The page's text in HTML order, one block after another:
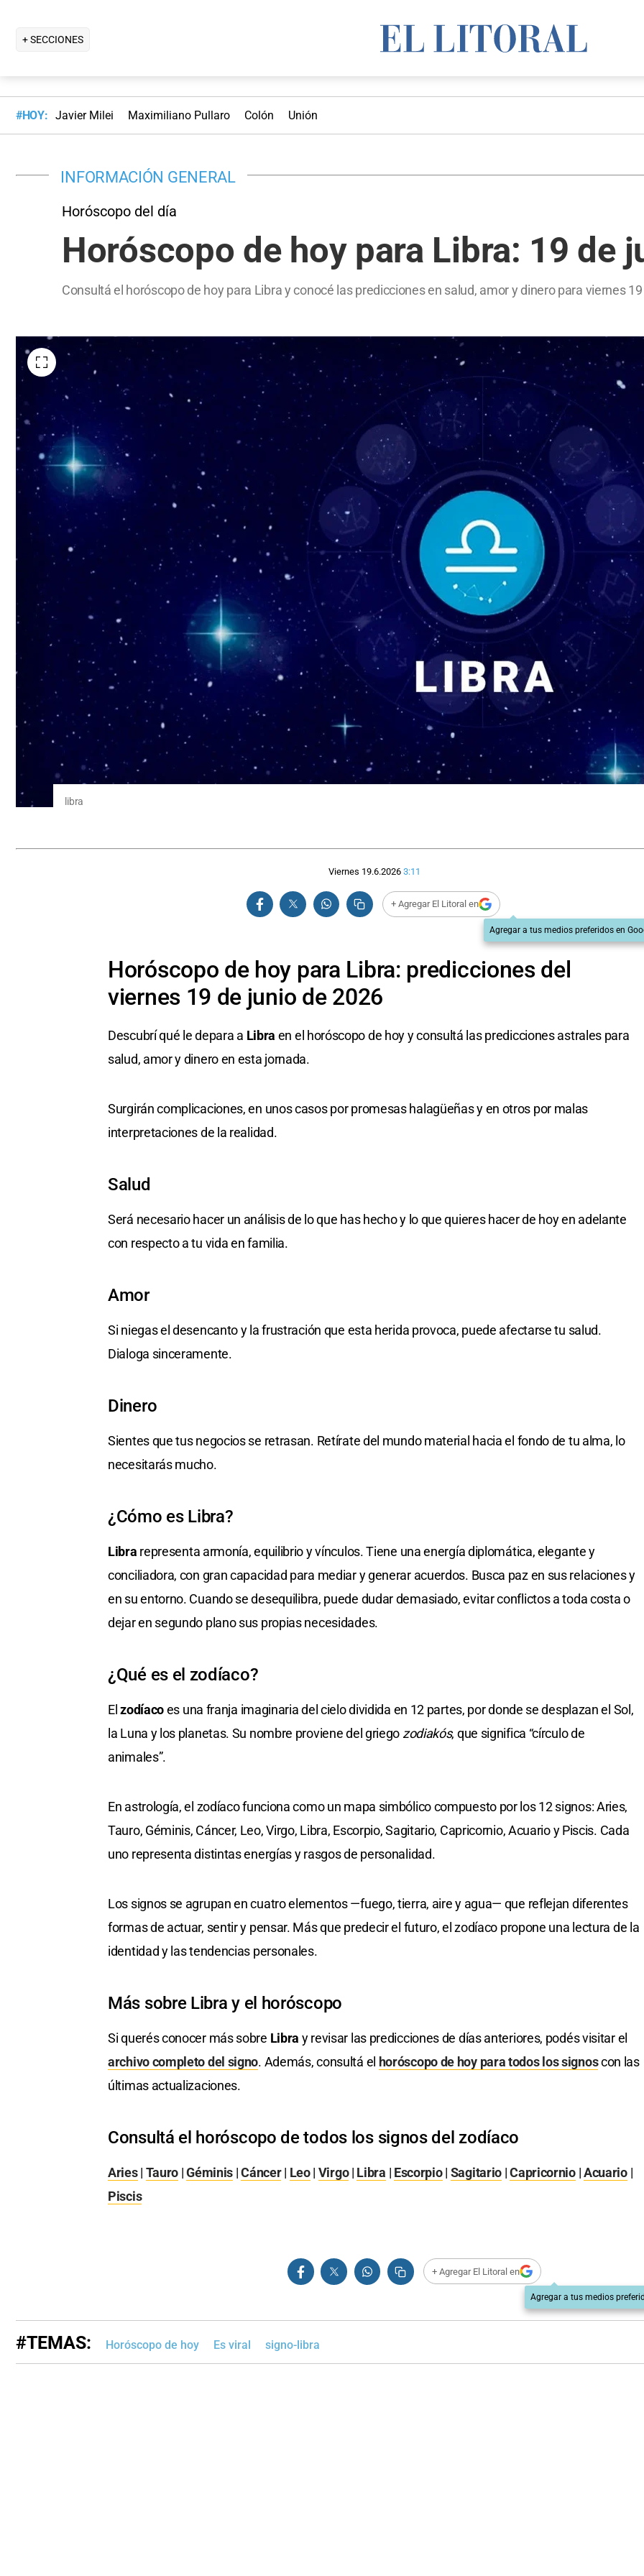
+ SECCIONES
#HOY: Javier Milei Maximiliano Pullaro Colón Unión
INFORMACIÓN GENERAL
Horóscopo del día
Horóscopo de hoy para Libra: 19 de
Consultá el horóscopo de hoy para Libra y conocé las predicciones en salud, amor y dinero para viernes
libra
Viernes 19.6.2026 3:11
+ Agregar El Litoral en
Agregar a tus medios preferidos en
Horóscopo de hoy para Libra: predicciones del
viernes 19 de junio de 2026
Descubrí qué le depara a Libra en el horóscopo de hoy y consultá las predicciones astrales para
salud, amor y dinero en esta jornada.
Surgirán complicaciones, en unos casos por promesas halagüeñas y en otros por malas
interpretaciones de la realidad.
Salud
Será necesario hacer un análisis de lo que has hecho y lo que quieres hacer de hoy en adelante
con respecto a tu vida en familia.
Amor
Si niegas el desencanto y la frustración que esta herida provoca, puede afectarse tu salud.
Dialoga sinceramente.
Dinero
Sientes que tus negocios se retrasan. Retírate del mundo material hacia el fondo de tu alma, lo
necesitarás mucho.
¿Cómo es Libra?
Libra representa armonía, equilibrio y vínculos. Tiene una energía diplomática, elegante y
conciliadora, con gran capacidad para mediar y generar acuerdos. Busca paz en sus relaciones y
en su entorno. Cuando se desequilibra, puede dudar demasiado, evitar conflictos a toda costa o
dejar en segundo plano sus propias necesidades.
¿Qué es el zodíaco?
Elzodíacoes una franja imaginaria del cielo dividida en 12 partes, por donde se desplazan el Sol,
la Luna y los planetas. Su nombre proviene del griegozodiakós, que significa “círculo de
animales”.
En astrología, el zodíaco funciona como un mapa simbólico compuesto por los 12 signos: Aries,
Tauro, Géminis, Cáncer, Leo, Virgo, Libra, Escorpio, Sagitario, Capricornio, Acuario y Piscis. Cada
uno representa distintas energías y rasgos de personalidad.
Los signos se agrupan en cuatro elementos —fuego, tierra, aire y agua— que reflejan diferentes
formas de actuar, sentir y pensar. Más que predecir el futuro, el zodíaco propone una lectura de la
identidad y las tendencias personales.
Más sobre Libra y el horóscopo
Si querés conocer más sobre Libra y revisar las predicciones de días anteriores, podés visitar el
archivo completo del signo. Además, consultá el horóscopo de hoy para todos los signoscon las
últimas actualizaciones.
Consultá el horóscopo de todos los signos del zodíaco
Aries| Tauro |Géminis |Cáncer| Leo| Virgo| Libra | Escorpio| Sagitario |Capricornio|Acuario|
Piscis
+ Agregar El Litoral en
Agregar a tus medios
#TEMAS: Horóscopo de hoy Es viral signo-libra